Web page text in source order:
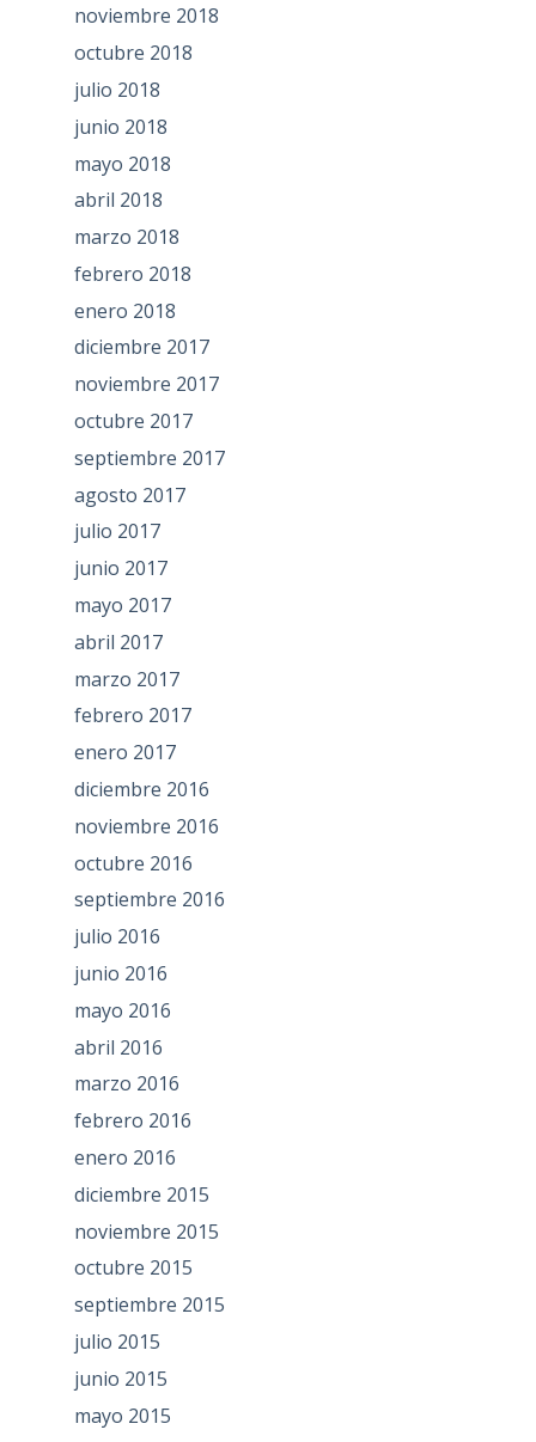
noviembre 2018
octubre 2018
julio 2018
junio 2018
mayo 2018
abril 2018
marzo 2018
febrero 2018
enero 2018
diciembre 2017
noviembre 2017
octubre 2017
septiembre 2017
agosto 2017
julio 2017
junio 2017
mayo 2017
abril 2017
marzo 2017
febrero 2017
enero 2017
diciembre 2016
noviembre 2016
octubre 2016
septiembre 2016
julio 2016
junio 2016
mayo 2016
abril 2016
marzo 2016
febrero 2016
enero 2016
diciembre 2015
noviembre 2015
octubre 2015
septiembre 2015
julio 2015
junio 2015
mayo 2015